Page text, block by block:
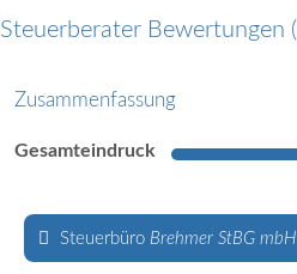
Steuerberater Bewertungen
Zusammenfassung
Gesamteindruck
Steuerbüro Brehmer StBG mbH